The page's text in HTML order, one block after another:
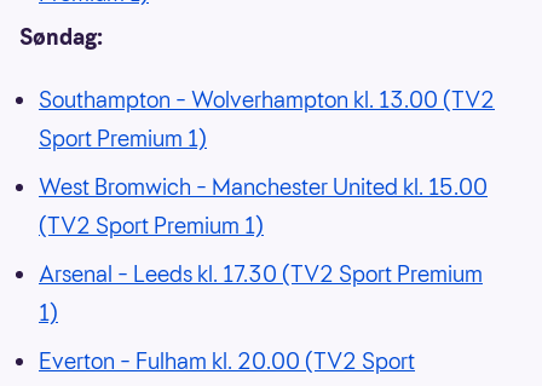
Søndag:
Southampton – Wolverhampton kl. 13.00 (TV2
Sport Premium 1)
West Bromwich – Manchester United kl. 15.00
(TV2 Sport Premium 1)
Arsenal – Leeds kl. 17.30 (TV2 Sport Premium
1)
Everton – Fulham kl. 20.00 (TV2 Sport